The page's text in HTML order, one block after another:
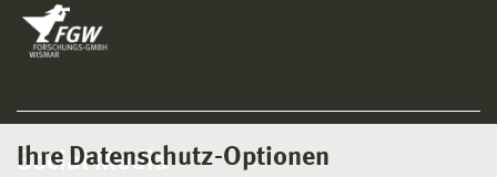
Ihre Datenschutz-Optionen
Social Media